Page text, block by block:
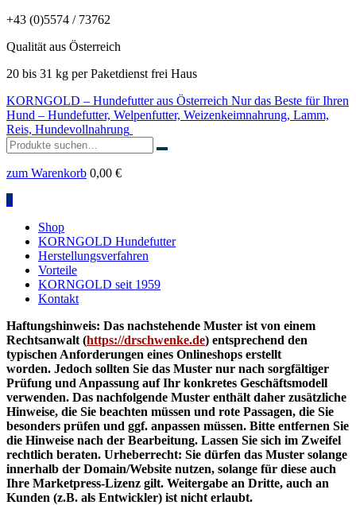
+43 (0)5574 / 73762
Qualität aus Österreich
20 bis 31 kg per Paketdienst frei Haus
KORNGOLD – Hundefutter aus Österreich Nur das Beste für Ihren
Hund – Hundefutter, Welpenfutter, Weizenkeimnahrung, Lamm,
Reis, Hundevollnahrung
Suchen
nach:
zum Warenkorb 0,00 €
0
Shop
KORNGOLD Hundefutter
Herstellungsverfahren
Vorteile
KORNGOLD seit 1959
Kontakt
Haftungshinweis: Das nachstehende Muster ist von einem
Rechtsanwalt (https://drschwenke.de) entsprechend den
typischen Anforderungen eines Onlineshops erstellt
worden. Jedoch sollten Sie das Muster nur nach sorgfältiger
Prüfung und Anpassung auf Ihr konkretes Geschäftsmodell
verwenden. Das nachfolgende Muster enthält daher zusätzliche
Hinweise, die Sie beachten müssen und rote Passagen, die Sie
besonders prüfen und ggf. anpassen müssen. Bitte entfernen Sie
die Hinweise nach der Bearbeitung. Lassen Sie sich im Zweifel
rechtlich beraten. Urheberrecht: Sie dürfen das Muster solange
innerhalb der Domain/Website nutzen, solange für diese auch
Ihre Marketpress-Lizenz gilt. Weitergabe an Dritte, auch an
Kunden (z.B. als Entwickler) ist nicht erlaubt.